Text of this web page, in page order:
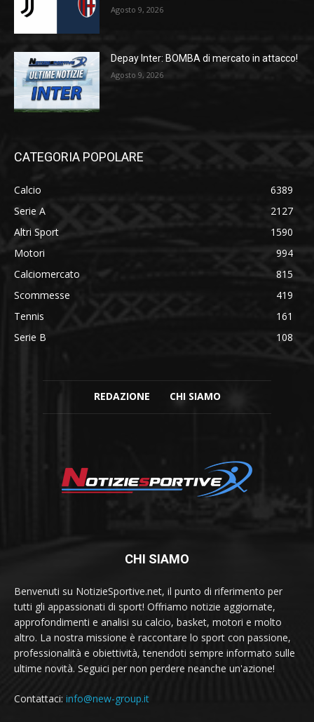
Agosto 9, 2026
Depay Inter: BOMBA di mercato in attacco!
Agosto 9, 2026
CATEGORIA POPOLARE
Calcio
6389
Serie A
2127
Altri Sport
1590
Motori
994
Calciomercato
815
Scommesse
419
Tennis
161
Serie B
108
REDAZIONE CHI SIAMO
CHI SIAMO
Benvenuti su NotizieSportive.net, il punto di riferimento per
tutti gli appassionati di sport! Offriamo notizie aggiornate,
approfondimenti e analisi su calcio, basket, motori e molto
altro. La nostra missione è raccontare lo sport con passione,
professionalità e obiettività, tenendoti sempre informato sulle
ultime novità. Seguici per non perdere neanche un'azione!
Contattaci: info@new-group.it